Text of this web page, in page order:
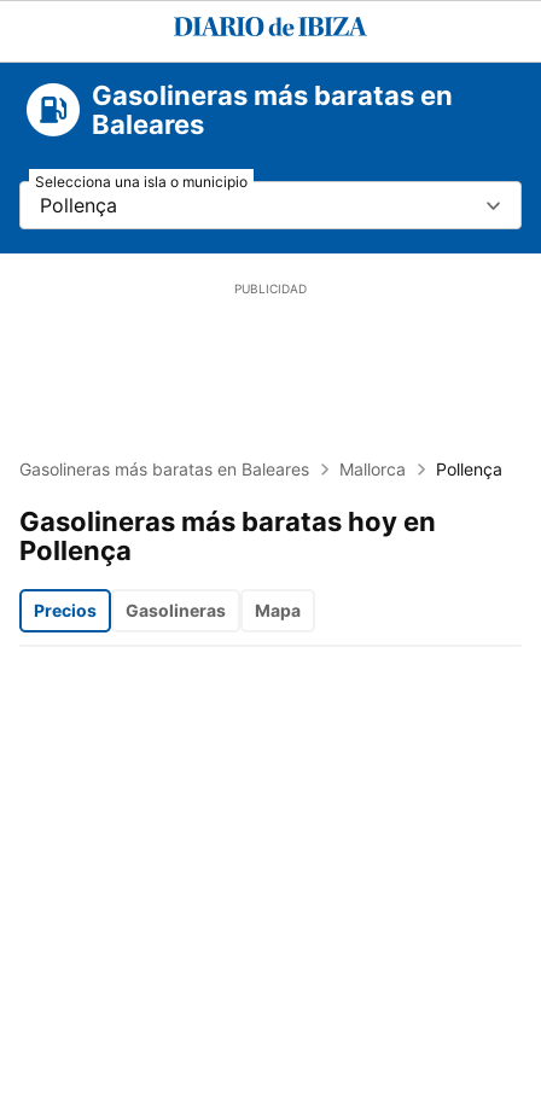
Diario
Gasolineras más baratas en
Baleares
Pollença
Selecciona una isla o municipio
Gasolineras más baratas en Baleares Mallorca Pollença
Gasolineras más baratas hoy en
Pollença
Precios Gasolineras Mapa